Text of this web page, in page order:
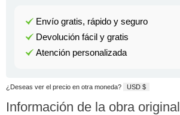
Envío gratis, rápido y seguro
Devolución fácil y gratis
Atención personalizada
¿Deseas ver el precio en otra moneda? USD $
Información de la obra original